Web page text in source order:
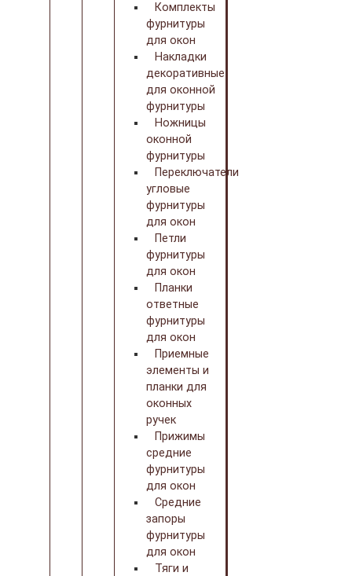
Комплекты
фурнитуры
для окон
Накладки
декоративные
для оконной
фурнитуры
Ножницы
оконной
фурнитуры
Переключатели
угловые
фурнитуры
для окон
Петли
фурнитуры
для окон
Планки
ответные
фурнитуры
для окон
Приемные
элементы и
планки для
оконных
ручек
Прижимы
средние
фурнитуры
для окон
Средние
запоры
фурнитуры
для окон
Тяги и